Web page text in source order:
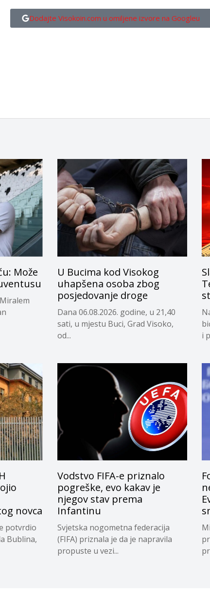
Dodajte Visokoin.com u omiljene izvore na Googleu
Može
U Bucima kod Visokog
uhapšena osoba zbog
posjedovanje droge
Dana 06.08.2026. godine, u 21,40
sati, u mjestu Buci, Grad Visoko,
od...
i
novca
potvrdio
Bublina,
Vodstvo FIFA-e priznalo
pogreške, evo kakav je
njegov stav prema
Infantinu
Svjetska nogometna federacija
(FIFA) priznala je da je napravila
propuste u vezi...